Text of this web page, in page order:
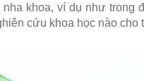
khoa, ví dụ như trong
cứu khoa học nào cho